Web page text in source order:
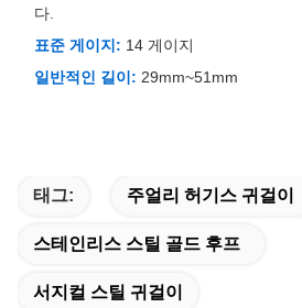
다.
표준 게이지: 14 게이지
일반적인 길이: 29mm~51mm
태그: 주얼리 허기스 귀걸이
스테인리스 스틸 골드 후프
서지컬 스틸 귀걸이